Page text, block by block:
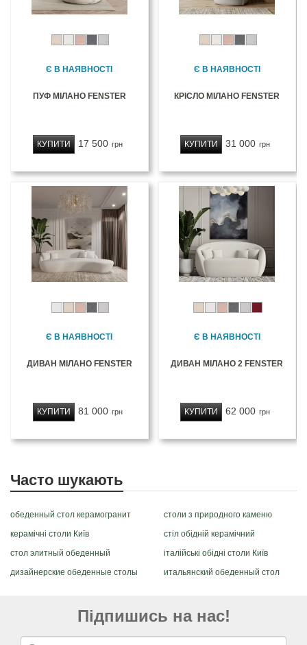
Є В НАЯВНОСТІ
ПУФ МІЛАНО FENSTER
17 500 грн
КУПИТИ
Є В НАЯВНОСТІ
КРІСЛО МІЛАНО FENSTER
31 000 грн
КУПИТИ
Є В НАЯВНОСТІ
ДИВАН МІЛАНО FENSTER
81 000 грн
КУПИТИ
Є В НАЯВНОСТІ
ДИВАН МІЛАНО 2 FENSTER
62 000 грн
КУПИТИ
Часто шукають
обеденный стол керамогранит
столи з природного каменю
керамічні столи Київ
стіл обідній керамічний
стол элитный обеденный
італійські обідні столи Київ
дизайнерские обеденные столы
итальянский обеденный стол
Підпишись на нас!